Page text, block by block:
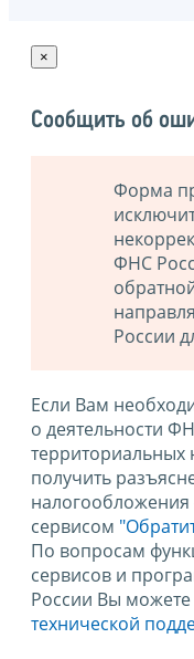
×
Сообщить об
Форма
ФНС
России
Если Вам
о деятельности
территориальных
получить
налогообложения
сервисом
По вопросам
сервисов и
России Вы можете
технической